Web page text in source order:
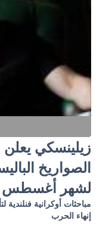
زيلينسكي
الصواريخ
لشهر أغسطس
مباحثات أوكرانية
إنهاء الحرب